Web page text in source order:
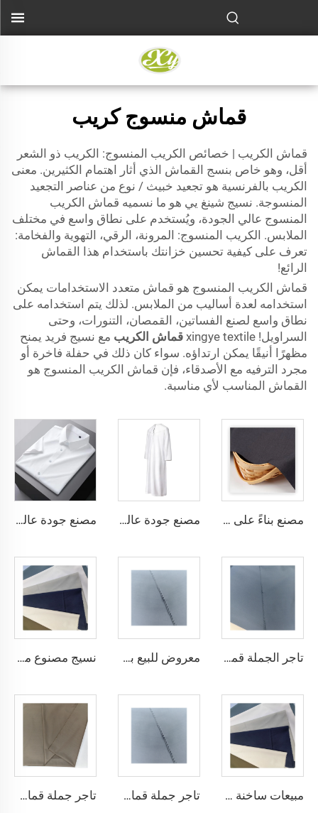
قماش منسوج كريب
قماش الكريب | خصائص الكريب المنسوج: الكريب ذو الشعر
أقل، وهو خاص بنسج القماش الذي أثار اهتمام الكثيرين. معنى
الكريب بالفرنسية هو تجعيد خبيث / نوع من عناصر التجعيد
المنسوجة. نسيج شينغ يي هو ما نسميه قماش الكريب
المنسوج عالي الجودة، ويُستخدم على نطاق واسع في مختلف
الملابس. الكريب المنسوج: المرونة، الرقي، التهوية والفخامة:
تعرف على كيفية تحسين خزانتك باستخدام هذا القماش
الرائع!
قماش الكريب المنسوج هو قماش متعدد الاستخدامات يمكن
استخدامه لعدة أساليب من الملابس. لذلك يتم استخدامه على
نطاق واسع لصنع الفساتين، القمصان، التنورات، وحتى
السراويل! xingye textile
قماش الكريب مع نسيج فريد يمنح
مظهرًا أنيقًا يمكن ارتداؤه. سواء كان ذلك في حفلة فاخرة أو
مجرد الترفيه مع الأصدقاء، فإن قماش الكريب المنسوج هو
القماش المناسب لأي مناسبة.
مصنع بناءً على الطلب، قماش TR خفيف الوزن يشعر بالراحة في الشرق الأوسط بألوان مختلفة، قماش تويل ملون القمصان والروب مصنع جودة عالية قماش تويل TR، مجموعة روب رجالية الشرق الأوسط، قماش قميص خفيف الوزن مصنع جودة عالية قماش تويل TR ملون، مجموعة روب رجالية الشرق الأوسط، قماش قميص خفيف الوزن
تاجر الجملة قماش ثوب عربي رخيص الميكرو فايبر للرجال، قماش بوليستر مشغول، تويبو قماش قميص ثوب عربي معروض للبيع بسعر منخفض قماش ثوب عربي لثوب أربعة قطع قميص وسروال، قماش بوليستر تويبو ميكرو فايبر نسيج مصنوع من الألياف الدقيقة البلاستيكية Toyobo بقياس 100T نسيج عادي
مبيعات ساخنة قماش الثوب العربي للألياف الدقيقة للرجال قماش بوليستر مجوف قماش toyobo قميص ثوب عربي تاجر جملة قماش الألياف الدقيقة للرجال قماش بوليستر مجوف قماش toyobo قميص ثوب عربي تاجر جملة قماش الثوب العربي للرجال قماش بوليستر مجوف قماش toyobo قميص ثوب عربي